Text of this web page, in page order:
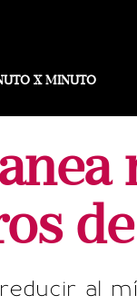
X MINUTO
al